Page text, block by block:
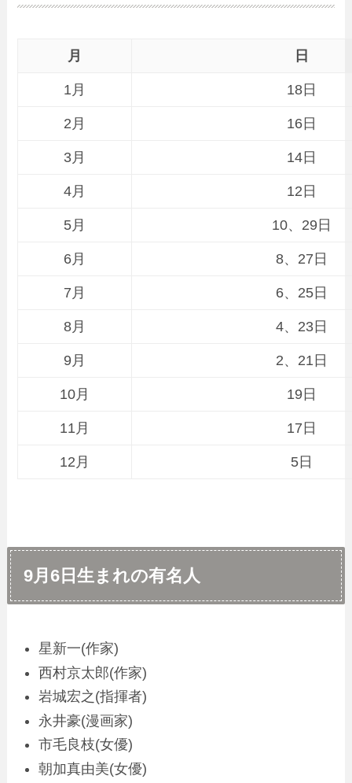
月 日
1月 18日
2月 16日
3月 14日
4月 12日
5月 10、29日
6月 8、27日
7月 6、25日
8月 4、23日
9月 2、21日
10月 19日
11月 17日
12月 5日
9月6日生まれの有名人
星新一(作家)
西村京太郎(作家)
岩城宏之(指揮者)
永井豪(漫画家)
市毛良枝(女優)
朝加真由美(女優)